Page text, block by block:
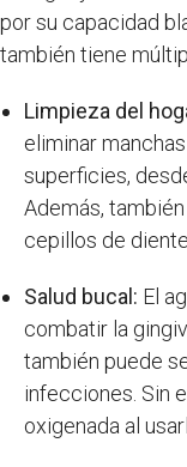
por su capacidad
también tiene
Limpieza del
eliminar
superficies,
Además,
cepillos de
Salud bucal: El
combatir la
también puede
infecciones. Sin
oxigenada al